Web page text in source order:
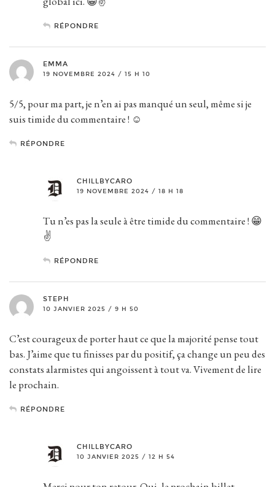
RÉPONDRE
EMMA
19 NOVEMBRE 2024 / 15 H 10
5/5, pour ma part, je n’en ai pas manqué un seul, même si je
suis timide du commentaire ! ☺️
RÉPONDRE
CHILLBYCARO
19 NOVEMBRE 2024 / 18 H 18
Tu n’es pas la seule à être timide du commentaire ! 😁
✌️
RÉPONDRE
STEPH
10 JANVIER 2025 / 9 H 50
C’est courageux de porter haut ce que la majorité pense tout
bas. J’aime que tu finisses par du positif, ça change un peu des
constats alarmistes qui angoissent à tout va. Vivement de lire
le prochain.
RÉPONDRE
CHILLBYCARO
10 JANVIER 2025 / 12 H 54